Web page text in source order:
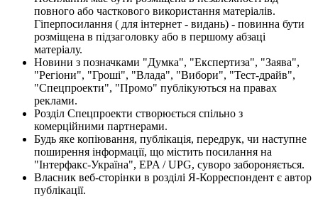
повного або часткового використання матеріалів.
Гіперпосилання ( для інтернет - видань) - повинна бути
розміщена в підзаголовку або в першому абзаці
матеріалу.
Новини з позначками "Думка", "Експертиза", "Заява",
"Регіони", "Гроші", "Влада", "Вибори", "Тест-драйв",
"Спецпроекти", "Промо" публікуються на правах
реклами.
Розділ Спецпроекти створюється спільно з
комерційними партнерами.
Будь яке копіювання, публікація, передрук, чи наступне
поширення інформації, що містить посилання на
"Інтерфакс-Україна", EPA / UPG, суворо забороняється.
Власник веб-сторінки в розділі Я-Корреспондент є автор
публікації.